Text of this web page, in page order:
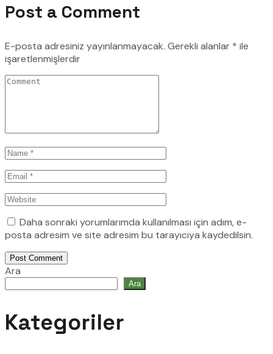
Post a Comment
E-posta adresiniz yayınlanmayacak. Gerekli alanlar * ile
işaretlenmişlerdir
Daha sonraki yorumlarımda kullanılması için adım, e-
posta adresim ve site adresim bu tarayıcıya kaydedilsin.
Post Comment
Ara
Ara
Kategoriler